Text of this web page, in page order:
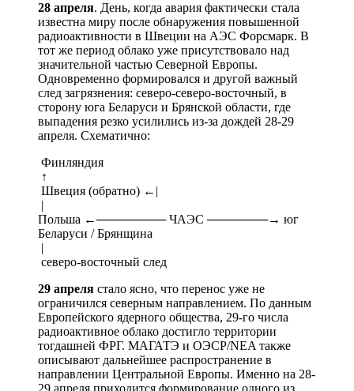
28 апреля. День, когда авария фактически стала
известна миру после обнаружения повышенной
радиоактивности в Швеции на АЭС Форсмарк. В
тот же период облако уже присутствовало над
значительной частью Северной Европы.
Одновременно формировался и другой важный
след загрязнения: северо-северо-восточный, в
сторону юга Беларуси и Брянской области, где
выпадения резко усилились из-за дождей 28-29
апреля. Схематично:
Финляндия
↑
Швеция (обратно) ←|
|
Польша ←──────── ЧАЭС ───────→ юг
Беларуси / Брянщина
|
северо-восточный след
29 апреля стало ясно, что перенос уже не
ограничился северным направлением. По данным
Европейского ядерного общества, 29-го числа
радиоактивное облако достигло территории
тогдашней ФРГ. МАГАТЭ и ОЭСР/NEA также
описывают дальнейшее распространение в
направлении Центральной Европы. Именно на 28-